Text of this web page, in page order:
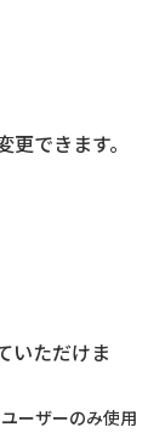
できます。
いただけま
ーザーのみ使用